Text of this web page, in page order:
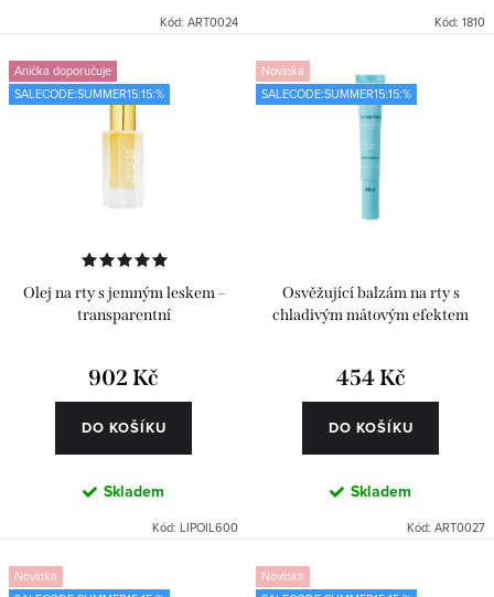
Kód: ART0024 Kód: 1810
Anička doporučuje
SALECODE:SUMMER15:15:%
Olej na rty s jemným leskem –
transparentní
902 Kč
DO KOŠÍKU
Skladem
Kód: LIPOIL600
Novinka
SALECODE:SUMMER15:15:%
Osvěžující balzám na rty s
chladivým mátovým efektem
454 Kč
DO KOŠÍKU
Skladem
Kód: ART0027
Novinka
Novinka